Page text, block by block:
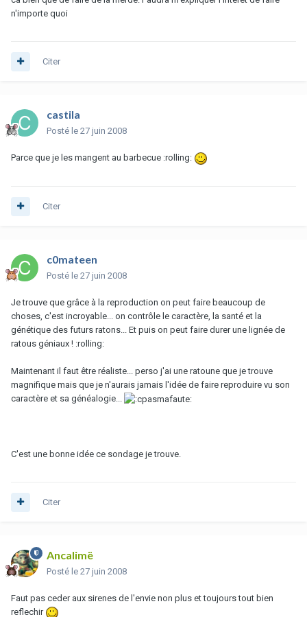
n'importe quoi
Citer
castila
Posté le 27 juin 2008
Parce que je les mangent au barbecue :rolling:
Citer
c0mateen
Posté le 27 juin 2008
Je trouve que grâce à la reproduction on peut faire beaucoup de
choses, c'est incroyable... on contrôle le caractère, la santé et la
génétique des futurs ratons... Et puis on peut faire durer une lignée de
ratous géniaux ! :rolling:
Maintenant il faut être réaliste... perso j'ai une ratoune que je trouve
magnifique mais que je n'aurais jamais l'idée de faire reproduire vu son
caractère et sa généalogie...
C'est une bonne idée ce sondage je trouve.
Citer
Ancalimë
Posté le 27 juin 2008
Faut pas ceder aux sirenes de l'envie non plus et toujours tout bien
reflechir